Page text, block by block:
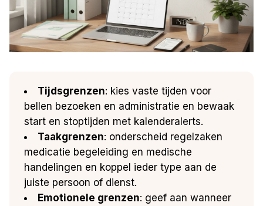
Tijdsgrenzen: kies vaste tijden voor
bellen bezoeken en administratie en bewaak
start en stoptijden met kalenderalerts.
Taakgrenzen: onderscheid regelzaken
medicatie begeleiding en medische
handelingen en koppel ieder type aan de
juiste persoon of dienst.
Emotionele grenzen: geef aan wanneer